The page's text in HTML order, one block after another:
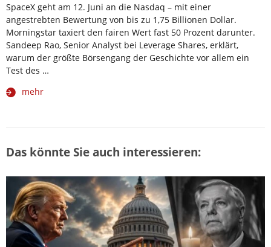
SpaceX geht am 12. Juni an die Nasdaq – mit einer
angestrebten Bewertung von bis zu 1,75 Billionen Dollar.
Morningstar taxiert den fairen Wert fast 50 Prozent darunter.
Sandeep Rao, Senior Analyst bei Leverage Shares, erklärt,
warum der größte Börsengang der Geschichte vor allem ein
Test des …
mehr
Das könnte Sie auch interessieren: